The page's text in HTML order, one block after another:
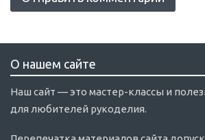
О нашем сайте
Наш сайт — это мастер-классы и
для любителей рукоделия.